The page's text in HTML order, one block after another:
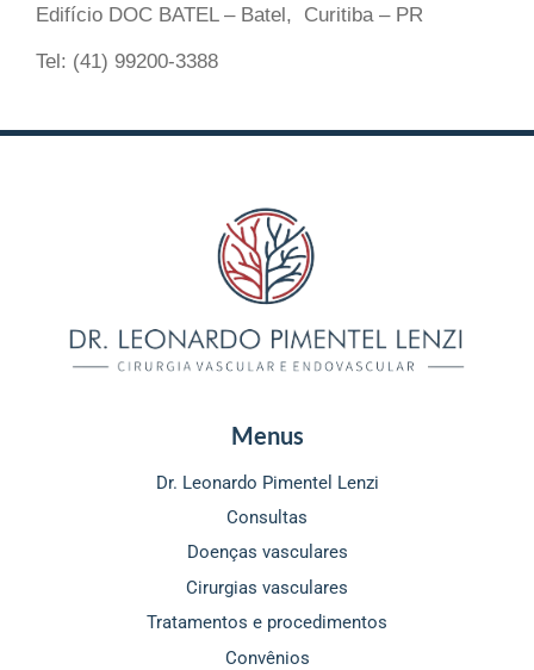
Edifício DOC BATEL – Batel, Curitiba – PR
Tel: (41) 99200-3388
Menus
Dr. Leonardo Pimentel Lenzi
Consultas
Doenças vasculares
Cirurgias vasculares
Tratamentos e procedimentos
Convênios